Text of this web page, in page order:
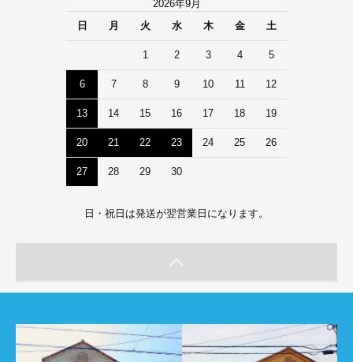
2026年9月
日
月 火 水 木 金 土
1 2 3 4 5
6 7 8 9 10 11 12
13 14 15 16 17 18 19
20 21 22 23 24 25 26
27 28 29 30
日・祝日は発送が翌営業日になります。